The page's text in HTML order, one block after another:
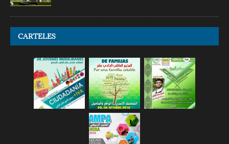
CARTELES